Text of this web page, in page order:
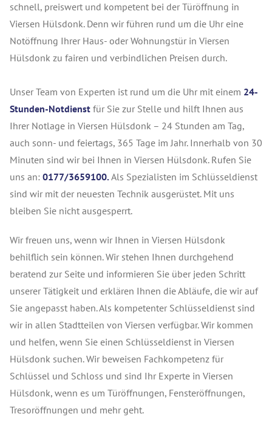
schnell, preiswert und kompetent bei der Türöffnung in
Viersen Hülsdonk. Denn wir führen rund um die Uhr eine
Notöffnung Ihrer Haus- oder Wohnungstür in Viersen
Hülsdonk zu fairen und verbindlichen Preisen durch.
Unser Team von Experten ist rund um die Uhr mit einem 24-
Stunden-Notdienst für Sie zur Stelle und hilft Ihnen aus
Ihrer Notlage in Viersen Hülsdonk – 24 Stunden am Tag,
auch sonn- und feiertags, 365 Tage im Jahr. Innerhalb von 30
Minuten sind wir bei Ihnen in Viersen Hülsdonk. Rufen Sie
uns an: 0177/3659100.Als Spezialisten im Schlüsseldienst
sind wir mit der neuesten Technik ausgerüstet. Mit uns
bleiben Sie nicht ausgesperrt.
Wir freuen uns, wenn wir Ihnen in Viersen Hülsdonk
behilflich sein können. Wir stehen Ihnen durchgehend
beratend zur Seite und informieren Sie über jeden Schritt
unserer Tätigkeit und erklären Ihnen die Abläufe, die wir auf
Sie angepasst haben. Als kompetenter Schlüsseldienst sind
wir in allen Stadtteilen von Viersen verfügbar. Wir kommen
und helfen, wenn Sie einen Schlüsseldienst in Viersen
Hülsdonk suchen. Wir beweisen Fachkompetenz für
Schlüssel und Schloss und sind Ihr Experte in Viersen
Hülsdonk, wenn es um Türöffnungen, Fensteröffnungen,
Tresoröffnungen und mehr geht.